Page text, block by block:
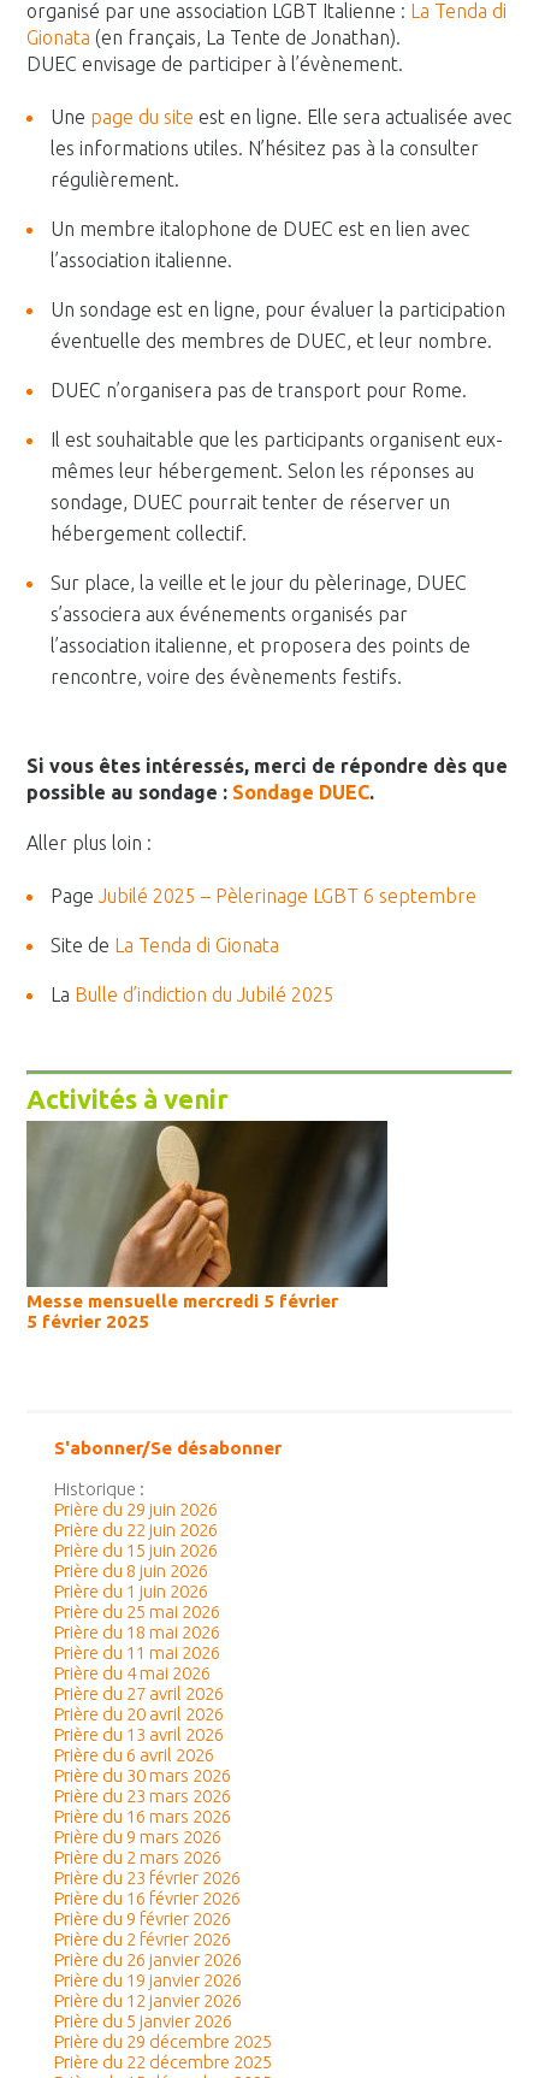
organisé par une association LGBT Italienne : La Tenda di
Gionata (en français, La Tente de Jonathan).
DUEC envisage de participer à l’évènement.
Une page du site est en ligne. Elle sera actualisée avec
les informations utiles. N’hésitez pas à la consulter
régulièrement.
Un membre italophone de DUEC est en lien avec
l’association italienne.
Un sondage est en ligne, pour évaluer la participation
éventuelle des membres de DUEC, et leur nombre.
DUEC n’organisera pas de transport pour Rome.
Il est souhaitable que les participants organisent eux-
mêmes leur hébergement. Selon les réponses au
sondage, DUEC pourrait tenter de réserver un
hébergement collectif.
Sur place, la veille et le jour du pèlerinage, DUEC
s’associera aux événements organisés par
l’association italienne, et proposera des points de
rencontre, voire des évènements festifs.
Si vous êtes intéressés, merci de répondre dès que
possible au sondage : Sondage DUEC.
Aller plus loin :
PageJubilé 2025 – Pèlerinage LGBT 6 septembre
Site de La Tenda di Gionata
La Bulle d’indiction du Jubilé 2025
Activités à venir
Messe mensuelle mercredi 5 février
5 février 2025
S'abonner/Se désabonner
Historique :
Prière du 29 juin 2026
Prière du 22 juin 2026
Prière du 15 juin 2026
Prière du 8 juin 2026
Prière du 1 juin 2026
Prière du 25 mai 2026
Prière du 18 mai 2026
Prière du 11 mai 2026
Prière du 4 mai 2026
Prière du 27 avril 2026
Prière du 20 avril 2026
Prière du 13 avril 2026
Prière du 6 avril 2026
Prière du 30 mars 2026
Prière du 23 mars 2026
Prière du 16 mars 2026
Prière du 9 mars 2026
Prière du 2 mars 2026
Prière du 23 février 2026
Prière du 16 février 2026
Prière du 9 février 2026
Prière du 2 février 2026
Prière du 26 janvier 2026
Prière du 19 janvier 2026
Prière du 12 janvier 2026
Prière du 5 janvier 2026
Prière du 29 décembre 2025
Prière du 22 décembre 2025